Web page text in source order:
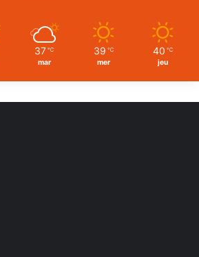
37 ℃
mar
39 ℃
mer
40 ℃
jeu